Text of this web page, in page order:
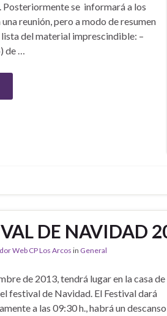
Posteriormente se informará a los
reunión, pero a modo de resumen
lista del material imprescindible: –
de …
DE NAVIDAD
Web CP Los Arcos in General
de 2013, tendrá lugar en la casa de
festival de Navidad. El Festival dará
a las 09:30 h., habrá un descanso